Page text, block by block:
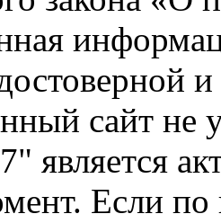
сайт не
является
Если